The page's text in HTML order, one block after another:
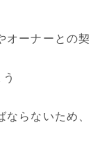
オーナーとの契
らないため、